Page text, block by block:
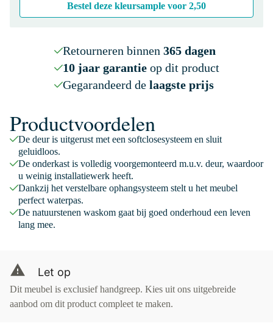
Bestel deze kleursample voor 2,50
Retourneren binnen 365 dagen
10 jaar garantieop dit product
Gegarandeerd de laagste prijs
Productvoordelen
De deur is uitgerust met een softclosesysteem en sluit
geluidloos.
De onderkast is volledig voorgemonteerd m.u.v. deur, waardoor
u weinig installatiewerk heeft.
Dankzij het verstelbare ophangsysteem stelt u het meubel
perfect waterpas.
De natuurstenen waskom gaat bij goed onderhoud een leven
lang mee.
Let op
Dit meubel is exclusief handgreep. Kies uit ons uitgebreide
aanbod om dit product compleet te maken.